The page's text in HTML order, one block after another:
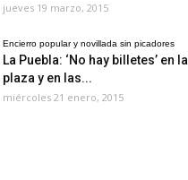
jueves 19 marzo, 2015
Encierro popular y novillada sin picadores
La Puebla: ‘No hay billetes’ en la
plaza y en las...
miércoles 21 enero, 2015